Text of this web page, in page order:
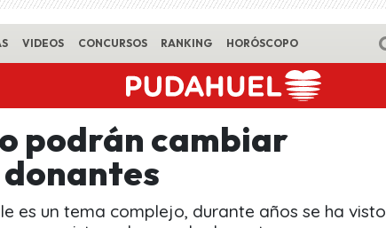
VIDEOS CONCURSOS RANKING HORÓSCOPO
podrán cambiar
es un tema complejo, durante años se ha visto